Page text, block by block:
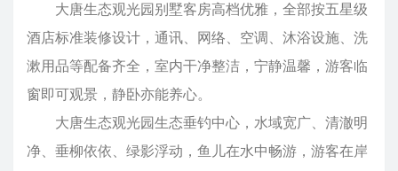
大唐生态观光园别墅客房高档优雅，全部按五星级
酒店标准装修设计，通讯、网络、空调、沐浴设施、洗
漱用品等配备齐全，室内干净整洁，宁静温馨，游客临
窗即可观景，静卧亦能养心。
大唐生态观光园生态垂钓中心，水域宽广、清澈明
净、垂柳依依、绿影浮动，鱼儿在水中畅游，游客在岸